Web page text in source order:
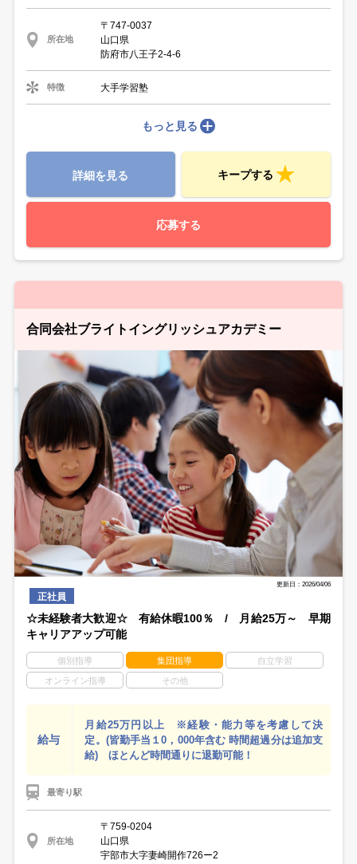
所在地
〒747-0037
山口県
防府市八王子2-4-6
特徴 大手学習塾
もっと見る
詳細を見る キープする
応募する
合同会社ブライトイングリッシュアカデミー
更新日：2026/04/06
正社員
☆未経験者大歓迎☆ 有給休暇100％ / 月給25万～ 早期
キャリアアップ可能
個別指導 集団指導 自立学習
オンライン指導 その他
給与
月給25万円以上 ※経験・能力等を考慮して決
定。(皆勤手当１0，000年含む 時間超過分は追加支
給) ほとんど時間通りに退勤可能！
最寄り駅
所在地
〒759-0204
山口県
宇部市大字妻崎開作726ー2